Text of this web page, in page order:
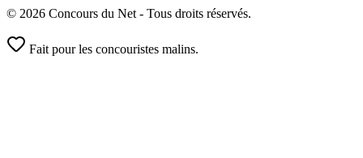
© 2026 Concours du Net - Tous droits réservés.
Fait pour les concouristes malins.